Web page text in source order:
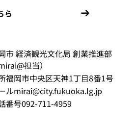
ら
市 経済観光文化局 創業推進部
mirai@担当）
福岡市中央区天神1丁目8番1号
ルmirai@city.fukuoka.lg.jp
番号092-711-4959